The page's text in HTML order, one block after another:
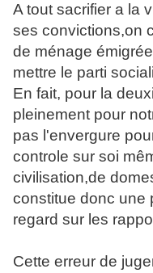
A tout sacrifier a la
ses convictions,on
de ménage
mettre le parti
En fait, pour la
pleinement pour
pas l'envergure
controle sur soi
civilisation,de
constitue donc une
regard sur les
Cette erreur de